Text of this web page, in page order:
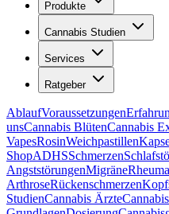
Produkte
Cannabis Studien
Services
Ratgeber
AblaufVoraussetzungen
unsCannabis BlütenCannabis
VapesRosinWeichpastillen
ShopADHSSchmerzen
AngststörungenMigräne
ArthroseRückenschmerzen
StudienCannabis Ärzte